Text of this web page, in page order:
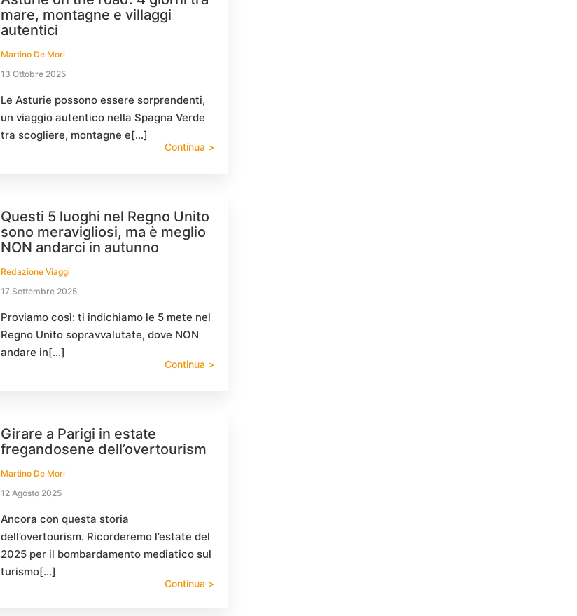
mare, montagne e villaggi
autentici
Martino De Mori
13 Ottobre 2025
Le Asturie possono essere sorprendenti,
un viaggio autentico nella Spagna Verde
tra scogliere, montagne e[…]
Continua >
Questi 5 luoghi nel Regno Unito
sono meravigliosi, ma è meglio
NON andarci in autunno
Redazione Viaggi
17 Settembre 2025
Proviamo così: ti indichiamo le 5 mete nel
Regno Unito sopravvalutate, dove NON
andare in[…]
Continua >
Girare a Parigi in estate
fregandosene dell’overtourism
Martino De Mori
12 Agosto 2025
Ancora con questa storia
dell’overtourism. Ricorderemo l’estate del
2025 per il bombardamento mediatico sul
turismo[…]
Continua >